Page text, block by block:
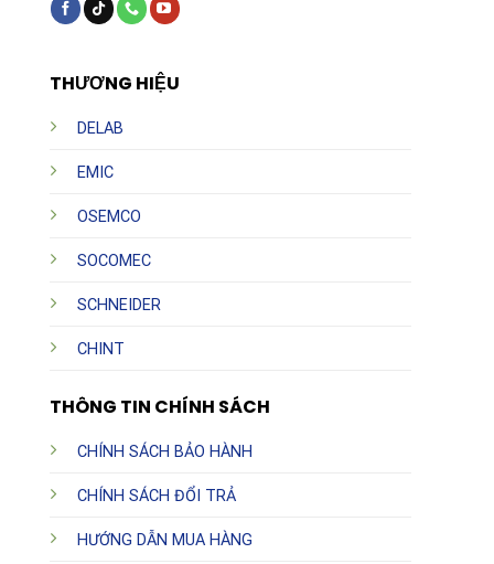
THƯƠNG HIỆU
DELAB
EMIC
OSEMCO
SOCOMEC
SCHNEIDER
CHINT
THÔNG TIN CHÍNH SÁCH
CHÍNH SÁCH BẢO HÀNH
CHÍNH SÁCH ĐỔI TRẢ
HƯỚNG DẪN MUA HÀNG